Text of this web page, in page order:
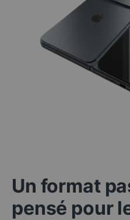
Un format
pensé pour